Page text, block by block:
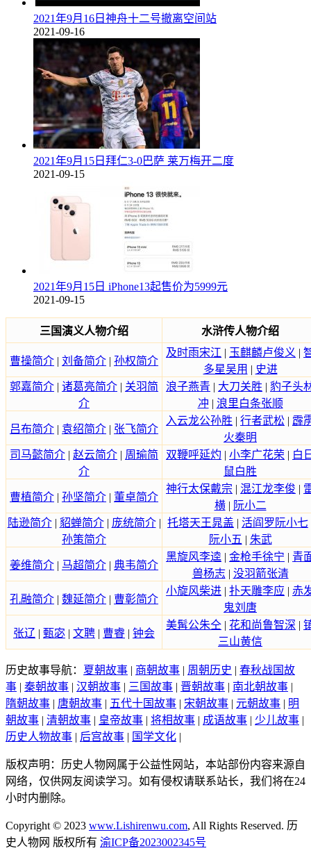
2021年9月16日神舟十二号撤离空间站
2021-09-16
2021年9月15日拜仁3-0巴萨 莱万梅开二度
2021-09-15
2021年9月15日 iPhone13起售价为5999元
2021-09-15
三国演义人物介绍 水浒传人物介绍
曹操简介 | 刘备简介 | 孙权简介
及时雨宋江 | 玉麒麟卢俊义 |
多星吴用 | 史进
郭嘉简介 | 诸葛亮简介 | 关羽简
介
浪子燕青 | 大刀关胜 | 豹子头
冲 | 浪里白条张顺
吕布简介 | 袁绍简介 | 张飞简介
入云龙公孙胜 | 行者武松 | 霹
火秦明
司马懿简介 | 赵云简介 | 周瑜简
介
双鞭呼延灼 | 小李广花荣 | 白
鼠白胜
曹植简介 | 孙坚简介 | 董卓简介
神行太保戴宗 | 混江龙李俊 |
横| 阮小二
陆逊简介| 貂蝉简介| 庞统简介|
孙策简介
托塔天王晁盖 | 活阎罗阮小七
阮小五 | 朱武
姜维简介 | 马超简介 | 典韦简介
黑旋风李逵 | 金枪手徐宁 | 青
兽杨志| 没羽箭张清
孔融简介 | 魏延简介 | 曹彰简介
小旋风柴进 | 扑天雕李应 | 赤
鬼刘唐
张辽 | 甄宓 | 文聘 | 曹睿 | 钟会
美髯公朱仝 | 花和尚鲁智深 |
三山黄信
历史故事导航： 夏朝故事 | 商朝故事 | 周朝历史 | 春秋战国故
事 | 秦朝故事 | 汉朝故事 | 三国故事 | 晋朝故事 | 南北朝故事 |
隋朝故事 | 唐朝故事 | 五代十国故事 | 宋朝故事 | 元朝故事 | 明
朝故事 | 清朝故事 | 皇帝故事 | 将相故事 | 成语故事 | 少儿故事 |
历史人物故事 | 后宫故事 | 国学文化 |
版权声明：历史人物网属于公益性网站，本站部份内容来源自
网络，仅供网友阅读学习。如有侵权请联系站长，我们将在24
小时内删除。
Copyright © 2023 www.Lishirenwu.com, All Rights Reserved. 历
史人物网 版权所有 渝ICP备2023002345号